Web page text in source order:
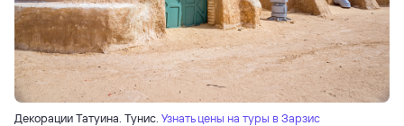
Декорации Татуина. Тунис. Узнать цены на туры в Зарзис